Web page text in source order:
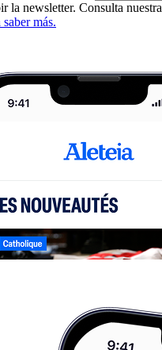
la newsletter. Consulta nuestra
más.